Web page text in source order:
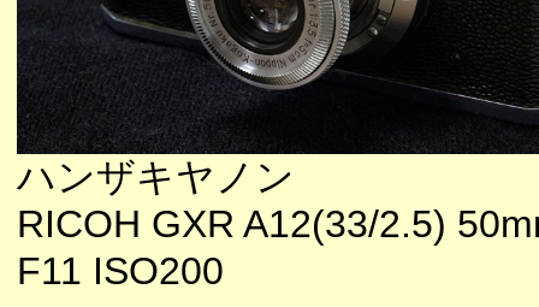
ハンザキヤノン
RICOH GXR A12(33/2.5)
F11 ISO200